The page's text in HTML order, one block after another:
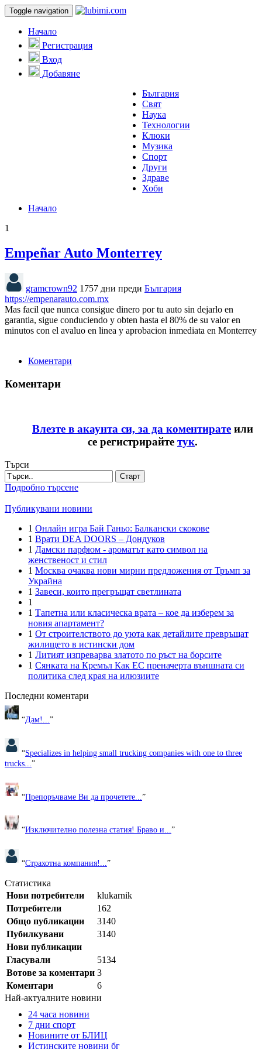
Toggle navigation
Начало
Регистрация
Вход
Добавяне
България
Свят
Наука
Технологии
Клюки
Музика
Спорт
Други
Здраве
Хоби
Начало
1
Empeñar Auto Monterrey
gramcrown92 1757 дни преди България
https://empenarauto.com.mx
Mas facil que nunca consigue dinero por tu auto sin dejarlo en
garantia, sigue conduciendo y obten hasta el 80% de su valor en
minutos con el avaluo en linea y aprobacion inmediata en Monterrey
Коментари
Коментари
Влезте в акаунта си, за да коментирате или
се регистрирайте тук.
Търси
Старт
Подробно търсене
Публикувани новини
1 Онлайн игра Бай Ганьо: Балкански скокове
1 Врати DEA DOORS – Дондуков
1 Дамски парфюм - ароматът като символ на
женственост и стил
1 Москва очаква нови мирни предложения от Тръмп за
Украйна
1 Завеси, които прегръщат светлината
1
1 Тапетна или класическа врата – кое да изберем за
новия апартамент?
1 От строителството до уюта как детайлите превръщат
жилището в истински дом
1 Литият изпреварва златото по ръст на борсите
1 Сянката на Кремъл Как ЕС преначерта външната си
политика след края на илюзиите
Последни коментари
“Дам!... ”
“Specializes in helping small trucking companies with one to three
trucks... ”
“Препоръчваме Ви да прочетете... ”
“Изключително полезна статия! Браво и...”
“Страхотна компания!...”
Статистика
Нови потребители
klukarnik
Потребители
162
Общо публикации
3140
Пубилкувани
3140
Нови публикации
Гласували
5134
Вотове за коментари 3
Коментари
6
Най-актуалните новини
24 часа новини
7 дни спорт
Новините от БЛИЦ
Истинските новини бг